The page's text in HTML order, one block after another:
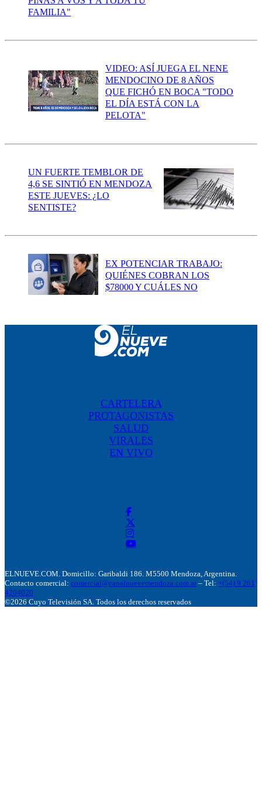
FAMILIA"
VIDEO: ASÍ JUEGA EL NENE
MENDOCINO DE 8 AÑOS
QUE FICHÓ EN BOCA "TODO
EL DÍA ESTÁ CON LA
PELOTA"
UN FUERTE TEMBLOR DE
4,6 SE SINTIÓ EN MENDOZA
ESTE JUEVES: ¿LO
SENTISTE?
EX POTENCIAR TRABAJO:
QUIÉNES COBRAN LOS
$78000 Y CUÁLES NO
CARTELERA
PROTAGONISTAS
SALUD
VIRALES
EN VIVO
ELNUEVE.COM. Domicillo: Garibaldi 186. M5500 Mendoza, Argentina.
Contacto comercial: comercial@canalnuevemendoza.com.ar – Tel: +(54) 9 261
4204020
©2026 Cuyo Televisión SA. Todos los derechos reservados